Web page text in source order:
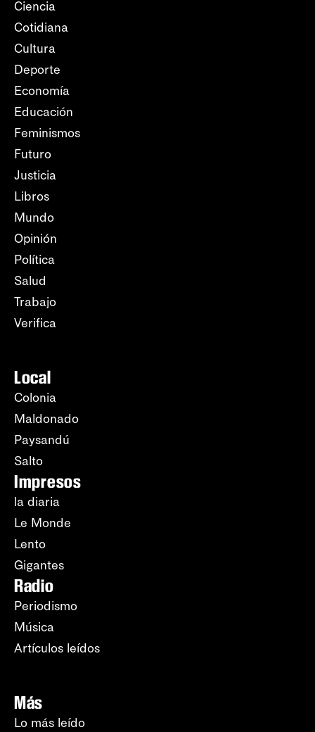
Ciencia
Cotidiana
Cultura
Deporte
Economía
Educación
Feminismos
Futuro
Justicia
Libros
Mundo
Opinión
Política
Salud
Trabajo
Verifica
Local
Colonia
Maldonado
Paysandú
Salto
Impresos
la diaria
Le Monde
Lento
Gigantes
Radio
Periodismo
Música
Artículos leídos
Más
Lo más leído